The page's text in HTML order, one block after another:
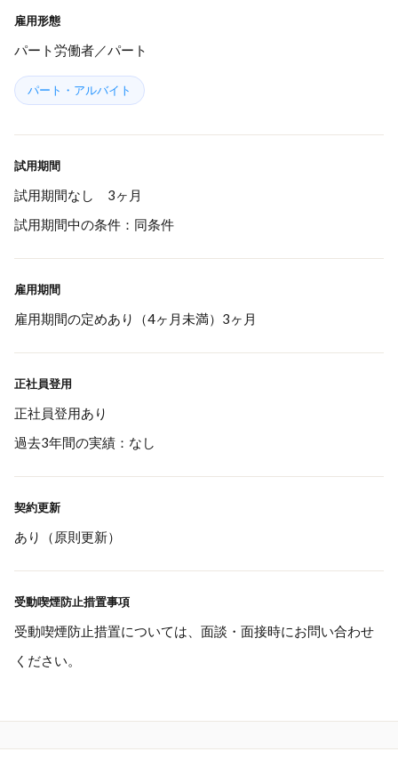
雇用形態
パート労働者／パート
パート・アルバイト
試用期間
試用期間なし 3ヶ月
試用期間中の条件：同条件
雇用期間
雇用期間の定めあり（4ヶ月未満）3ヶ月
正社員登用
正社員登用あり
過去3年間の実績：なし
契約更新
あり（原則更新）
受動喫煙防止措置事項
受動喫煙防止措置については、面談・面接時にお問い合わせ
ください。